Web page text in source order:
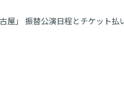
屋」 振替公演日程とチケット払